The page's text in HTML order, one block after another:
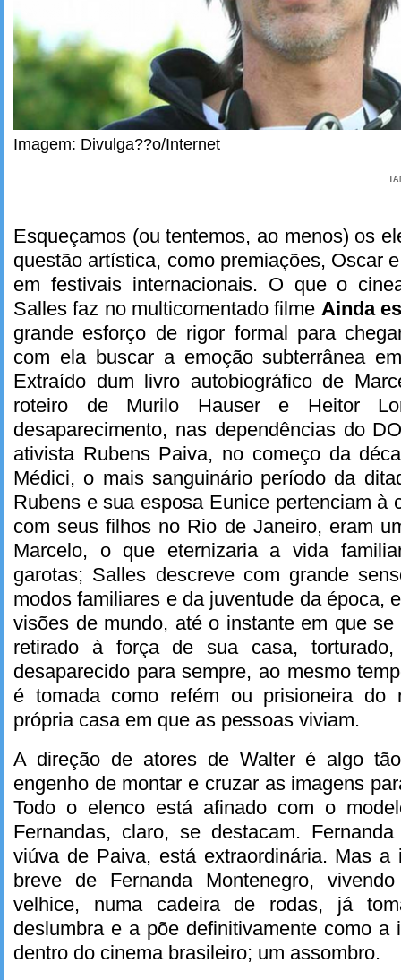
Imagem: Divulga??o/Internet
Esqueçamos (ou tentemos, ao menos) os
questão artística, como premiações, Oscar
em festivais internacionais. O que o
Salles faz no multicomentado filme Ainda
grande esforço de rigor formal para
com ela buscar a emoção subterrânea
Extraído dum livro autobiográfico de
roteiro de Murilo Hauser e Heitor
desaparecimento, nas dependências do
ativista Rubens Paiva, no começo da
Médici, o mais sanguinário período da
Rubens e sua esposa Eunice pertenciam à
com seus filhos no Rio de Janeiro, eram
Marcelo, o que eternizaria a vida
garotas; Salles descreve com grande
modos familiares e da juventude da época,
visões de mundo, até o instante em que
retirado à força de sua casa,
desaparecido para sempre, ao mesmo
é tomada como refém ou prisioneira do
própria casa em que as pessoas viviam.
A direção de atores de Walter é algo
engenho de montar e cruzar as imagens
Todo o elenco está afinado com o
Fernandas, claro, se destacam.
viúva de Paiva, está extraordinária. Mas a
breve de Fernanda Montenegro,
velhice, numa cadeira de rodas, já
deslumbra e a põe definitivamente como a
dentro do cinema brasileiro; um assombro.